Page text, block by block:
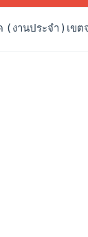
งานประจำ ) เข